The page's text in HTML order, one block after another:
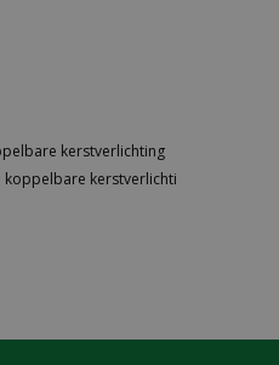
kerstverlichting
koppelbare kerstverlichti